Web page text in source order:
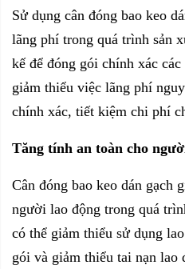
Sử dụng cân đóng bao keo
lãng phí trong quá trình sản
kế để đóng gói chính xác
giảm thiểu việc lãng phí
chính xác, tiết kiệm chi phí
Tăng tính an toàn cho
Cân đóng bao keo dán gạch
người lao động trong quá
có thể giảm thiểu sử dụng
gói và giảm thiểu tai nạn lao